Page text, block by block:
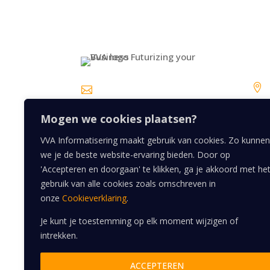
Mogen we cookies plaatsen?
VVA Informatisering maakt gebruik van cookies. Zo kunnen
we je de beste website-ervaring bieden. Door op
'Accepteren en doorgaan' te klikken, ga je akkoord met het
gebruik van alle cookies zoals omschreven in
onze Cookieverklaring.
Je kunt je toestemming op elk moment wijzigen of
intrekken.
ACCEPTEREN

informatisering.nl
w 06 29 54 26 30

$